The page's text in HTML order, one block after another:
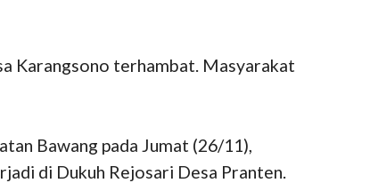
Karangsono terhambat. Masyarakat
Bawang pada Jumat (26/11),
di Dukuh Rejosari Desa Pranten.